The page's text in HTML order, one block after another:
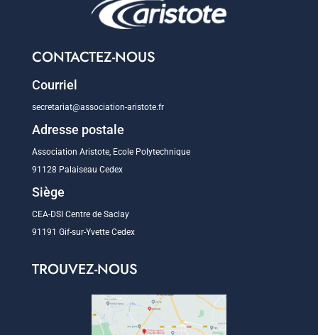
CONTACTEZ-NOUS
Courriel
secretariat@association-aristote.fr
Adresse postale
Association Aristote, Ecole Polytechnique
91128 Palaiseau Cedex
Siège
CEA-DSI Centre de Saclay
91191 Gif-sur-Yvette Cedex
TROUVEZ-NOUS